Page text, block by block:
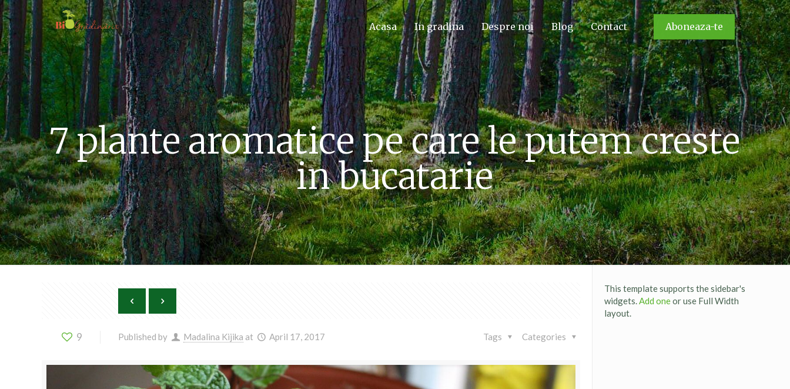
Acasa In gradina Despre noi Blog Contact Aboneaza-te
7 plante aromatice pe care le putem creste
in bucatarie
9 Published by Madalina Kijika at April 17, 2017 Categories
Tags
This template supports the sidebar's
widgets.Add oneor use Full Width
layout.